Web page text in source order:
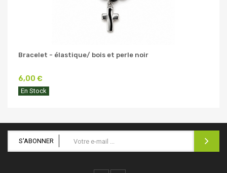
Bracelet - élastique/ bois et perle noir
6,00 €
En Stock
S'ABONNER